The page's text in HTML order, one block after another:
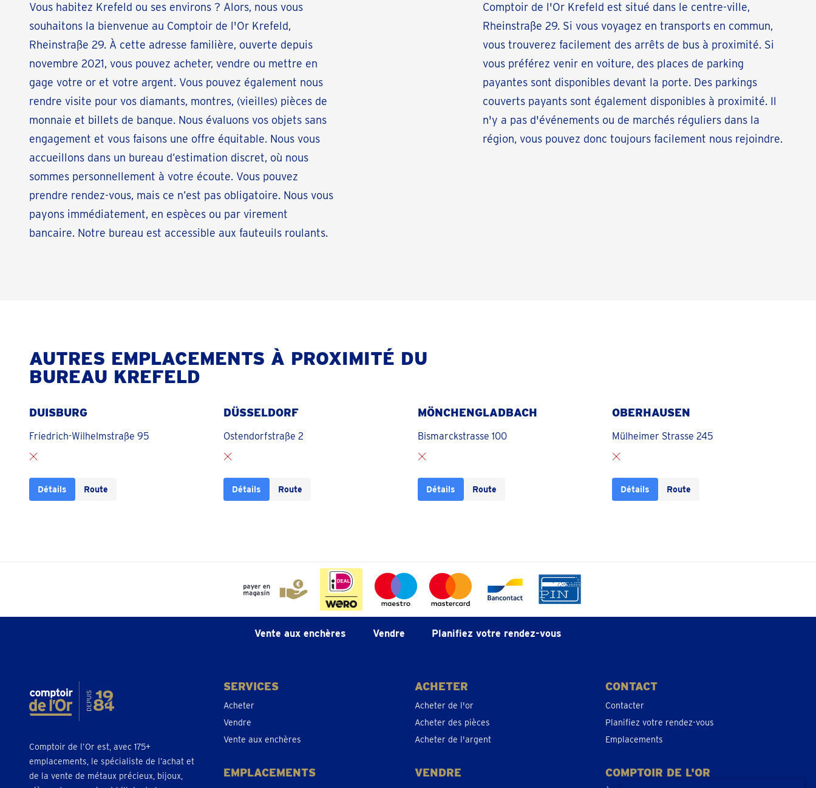
Vous habitez Krefeld ou ses environs ? Alors, nous vous
souhaitons la bienvenue au Comptoir de l'Or Krefeld,
Rheinstraße 29. À cette adresse familière, ouverte depuis
novembre 2021, vous pouvez acheter, vendre ou mettre en
gage votre or et votre argent. Vous pouvez également nous
rendre visite pour vos diamants, montres, (vieilles) pièces de
monnaie et billets de banque. Nous évaluons vos objets sans
engagement et vous faisons une offre équitable. Nous vous
accueillons dans un bureau d’estimation discret, où nous
sommes personnellement à votre écoute. Vous pouvez
prendre rendez-vous, mais ce n’est pas obligatoire. Nous vous
payons immédiatement, en espèces ou par virement
bancaire. Notre bureau est accessible aux fauteuils roulants.
Comptoir de l'Or Krefeld est situé dans le centre-ville,
Rheinstraße 29. Si vous voyagez en transports en commun,
vous trouverez facilement des arrêts de bus à proximité. Si
vous préférez venir en voiture, des places de parking
payantes sont disponibles devant la porte. Des parkings
couverts payants sont également disponibles à proximité. Il
n'y a pas d'événements ou de marchés réguliers dans la
région, vous pouvez donc toujours facilement nous rejoindre.
AUTRES EMPLACEMENTS À PROXIMITÉ DU
BUREAU KREFELD
DUISBURG
Friedrich-Wilhelmstraße 95
Détails Route
DÜSSELDORF
Ostendorfstraße 2
Détails Route
MÖNCHENGLADBACH
Bismarckstrasse 100
Détails Route
OBERHAUSEN
Mülheimer Strasse 245
Détails Route
Vente aux enchères Vendre Planifiez votre rendez-vous
Comptoir de l’Or est, avec 175+
emplacements, le spécialiste de l’achat et
de la vente de métaux précieux, bijoux,
SERVICES
Acheter
Vendre
Vente aux enchères
EMPLACEMENTS
ACHETER
Acheter de l'or
Acheter des pièces
Acheter de l'argent
VENDRE
CONTACT
Contacter
Planifiez votre rendez-vous
Emplacements
COMPTOIR DE L'OR